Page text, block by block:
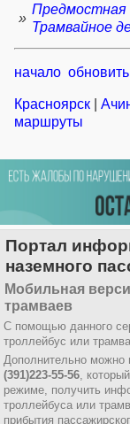
»
Предмостная
Трамвайное
начало обновить
Красноярск
маршруты
Портал
наземного
Мобильная
трамваев
С помощью данного
троллейбус или
Дополнительно можно
(391)223-55-56,
режиме, получить
троллейбуса или
прибытия